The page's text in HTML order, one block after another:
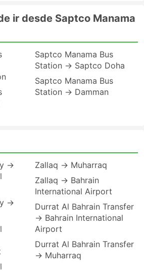
ir desde Saptco Manama
Saptco Manama Bus
Station → Saptco Doha
Saptco Manama Bus
Station → Damman
→
→
Zallaq → Muharraq
Zallaq → Bahrain
International Airport
Durrat Al Bahrain Transfer
→ Bahrain International
Airport
Durrat Al Bahrain Transfer
→ Muharraq